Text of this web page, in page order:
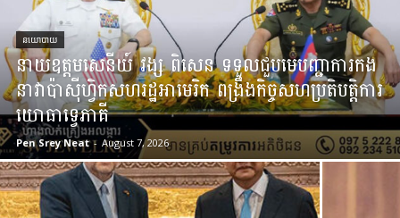
នយោបាយ
នាយឧត្តមសេនីយ៍ វង្ស ពិសេន ទទួលជួបមេបញ្ជាការកង
នាវាប៉ាស៊ីហ្វិកសហរដ្ឋអាមេរិក ពង្រឹងកិច្ចសហប្រតិបត្តិការ
យោធាទ្វេភាគី
Pen Srey Neat - August 7, 2026